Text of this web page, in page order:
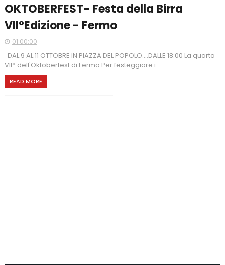
OKTOBERFEST- Festa della Birra
VII°Edizione - Fermo
01:00:00
DAL 9 AL 11 OTTOBRE IN PIAZZA DEL POPOLO....DALLE 18:00 La quarta
VII° dell'Oktoberfest di Fermo Per festeggiare i...
READ MORE